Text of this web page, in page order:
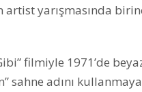
artist yarışmasında
filmiyle 1971’de
sahne adını